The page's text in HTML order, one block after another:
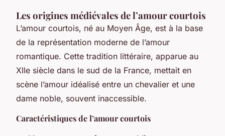
Les origines médiévales de l’amour courtois
L’amour courtois, né au Moyen Âge, est à la base
de la représentation moderne de l’amour
romantique. Cette tradition littéraire, apparue au
XIIe siècle dans le sud de la France, mettait en
scène l’amour idéalisé entre un chevalier et une
dame noble, souvent inaccessible.
Caractéristiques de l’amour courtois